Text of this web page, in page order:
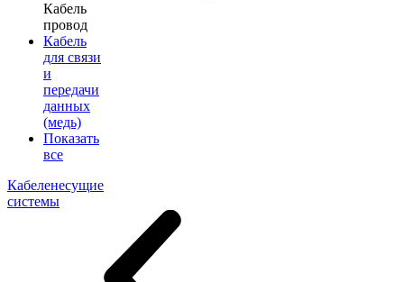
Кабель
провод
Кабель
для связи
и
передачи
данных
(медь)
Показать
все
Кабеленесущие
системы